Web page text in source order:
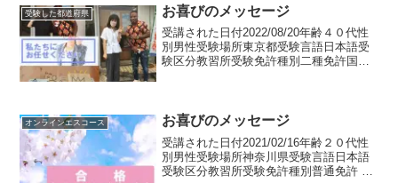
だいぶかかりましたが、生...
受験した都道府県 お喜びのメッセージ
受講された日付2022/08/20年齢４０代性
別男性受験場所東京都受験言語日本語受
験区分教習所受験免許種別二種免許国籍
葉県（以前在住）...
オンラインエスコース お喜びのメッセージ
受講された日付2021/02/16年齢２０代性
別男性受験場所神奈川県受験言語日本語
受験区分教習所受験免許種別普通免許 仮